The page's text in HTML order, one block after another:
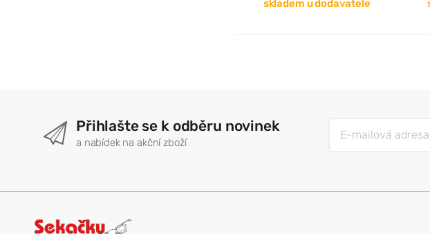
skladem u dodavatele
Přihlašte se k odběru novinek
a nabídek na akční zboží